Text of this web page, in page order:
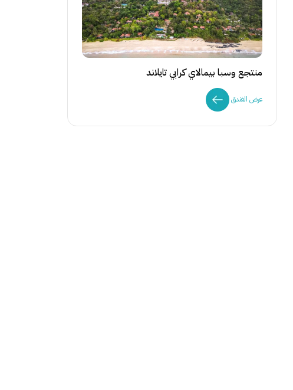
منتجع وسبا بيمالاي كرابي تايلاند
عرض الفندق